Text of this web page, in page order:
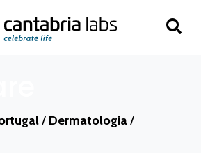
/Dermatologia/